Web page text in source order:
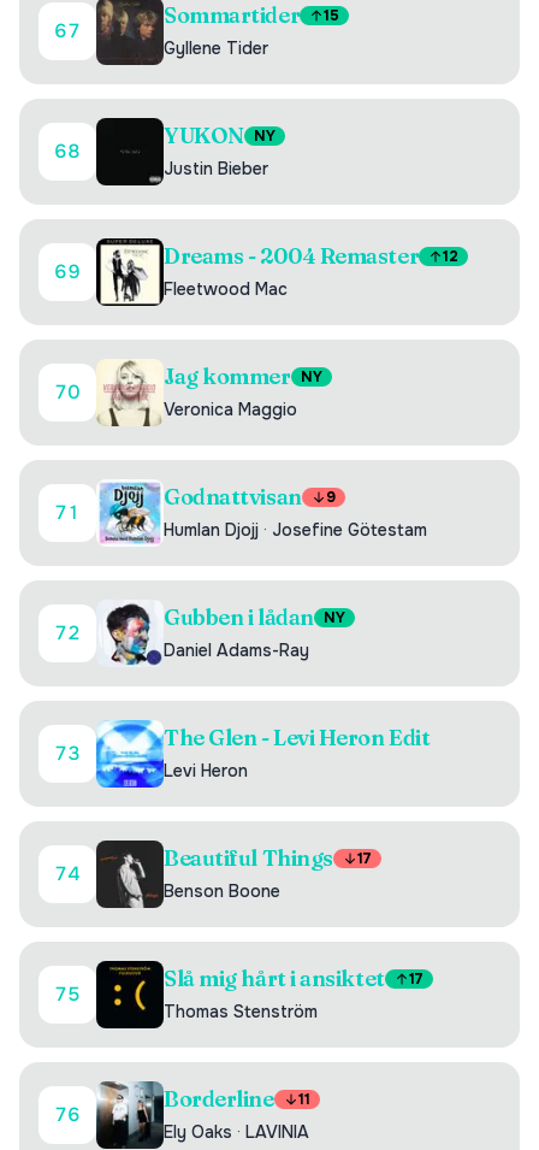
67
Sommartider 15
Gyllene Tider
68
YUKON NY
Justin Bieber
69
Dreams - 2004 Remaster 12
Fleetwood Mac
70
Jag kommer NY
Veronica Maggio
71
Godnattvisan 9
Humlan Djojj · Josefine Götestam
72
Gubben i lådan NY
Daniel Adams-Ray
73
The Glen - Levi Heron Edit
Levi Heron
74
Beautiful Things 17
Benson Boone
75
Slå mig hårt i ansiktet 17
Thomas Stenström
76
Borderline 11
Ely Oaks · LAVINIA